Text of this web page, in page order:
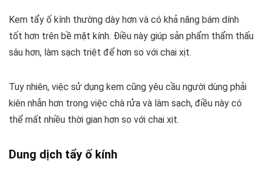
Kem tẩy ố kính thường dày hơn và có khả năng bám dính
tốt hơn trên bề mặt kính. Điều này giúp sản phẩm thẩm thấu
sâu hơn, làm sạch triệt để hơn so với chai xịt.
Tuy nhiên, việc sử dụng kem cũng yêu cầu người dùng phải
kiên nhẫn hơn trong việc chà rửa và làm sạch, điều này có
thể mất nhiều thời gian hơn so với chai xịt.
Dung dịch tẩy ố kính